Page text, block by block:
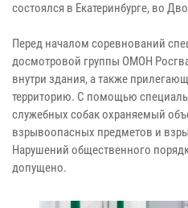
состоялся в Екатеринбурге, во
Перед началом соревнований
досмотровой группы ОМОН
внутри здания, а также
территорию. С помощью
служебных собак охраняемый
взрывоопасных предметов и
Нарушений общественного
допущено.